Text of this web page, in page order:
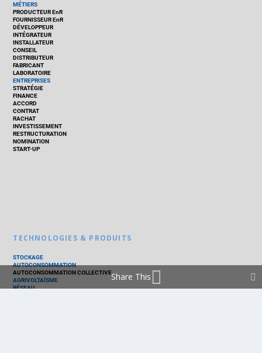
MÉTIERS
PRODUCTEUR EnR
FOURNISSEUR EnR
DÉVELOPPEUR
INTÉGRATEUR
INSTALLATEUR
CONSEIL
DISTRIBUTEUR
FABRICANT
LABORATOIRE
ENTREPRISES
STRATÉGIE
FINANCE
ACCORD
CONTRAT
RACHAT
INVESTISSEMENT
RESTRUCTURATION
NOMINATION
START-UP
TECHNOLOGIES & PRODUITS
STOCKAGE
AUTOCONSOMMATION
AUTOCONSOMMATION COLLECTIVE
AGRIVOLTAÏSME
RÉSEAU
Share This